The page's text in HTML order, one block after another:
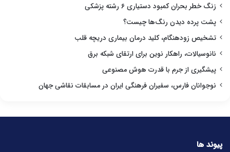
زنگ خطر بحران کمبود دستیاری ۶ رشته پزشکی
پشت پرده دیدن رنگ‌ها چیست؟
تشخیص زودهنگام، کلید درمان بیماری دریچه قلب
نانوسیالات، راهکار نوین برای ارتقای شبکه برق
پیشگیری از جرم با قدرت هوش مصنوعی
نوجوانان فارس، سفیران فرهنگی ایران در مسابقات نقاشی جهان
پیوند ها